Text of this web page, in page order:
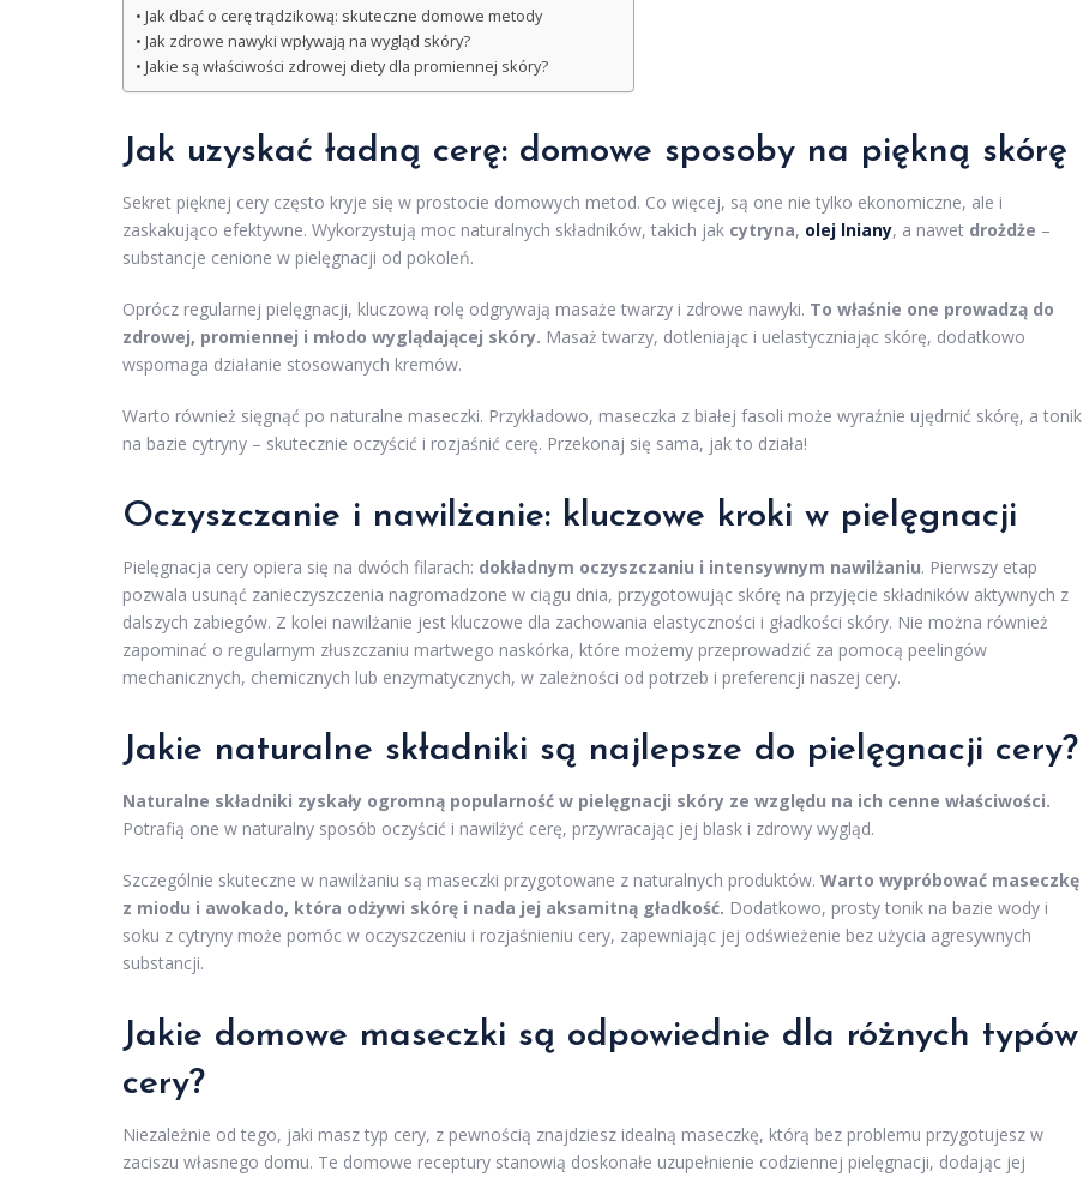
Jak dbać o cerę trądzikową: skuteczne domowe metody
Jak zdrowe nawyki wpływają na wygląd skóry?
Jakie są właściwości zdrowej diety dla promiennej skóry?
Jak uzyskać ładną cerę: domowe sposoby na piękną skórę
Sekret pięknej cery często kryje się w prostocie domowych metod. Co więcej, są one nie tylko ekonomiczne, ale i
zaskakująco efektywne. Wykorzystują moc naturalnych składników, takich jak cytryna, olej lniany, a nawet drożdże –
substancje cenione w pielęgnacji od pokoleń.
Oprócz regularnej pielęgnacji, kluczową rolę odgrywają masaże twarzy i zdrowe nawyki. To właśnie one prowadzą do
zdrowej, promiennej i młodo wyglądającej skóry. Masaż twarzy, dotleniając i uelastyczniając skórę, dodatkowo
wspomaga działanie stosowanych kremów.
Warto również sięgnąć po naturalne maseczki. Przykładowo, maseczka z białej fasoli może wyraźnie ujędrnić skórę, a tonik
na bazie cytryny – skutecznie oczyścić i rozjaśnić cerę. Przekonaj się sama, jak to działa!
Oczyszczanie i nawilżanie: kluczowe kroki w pielęgnacji
Pielęgnacja cery opiera się na dwóch filarach: dokładnym oczyszczaniu i intensywnym nawilżaniu. Pierwszy etap
pozwala usunąć zanieczyszczenia nagromadzone w ciągu dnia, przygotowując skórę na przyjęcie składników aktywnych z
dalszych zabiegów. Z kolei nawilżanie jest kluczowe dla zachowania elastyczności i gładkości skóry. Nie można również
zapominać o regularnym złuszczaniu martwego naskórka, które możemy przeprowadzić za pomocą peelingów
mechanicznych, chemicznych lub enzymatycznych, w zależności od potrzeb i preferencji naszej cery.
Jakie naturalne składniki są najlepsze do pielęgnacji cery?
Naturalne składniki zyskały ogromną popularność w pielęgnacji skóry ze względu na ich cenne właściwości.
Potrafią one w naturalny sposób oczyścić i nawilżyć cerę, przywracając jej blask i zdrowy wygląd.
Szczególnie skuteczne w nawilżaniu są maseczki przygotowane z naturalnych produktów. Warto wypróbować maseczkę
z miodu i awokado, która odżywi skórę i nada jej aksamitną gładkość. Dodatkowo, prosty tonik na bazie wody i
soku z cytryny może pomóc w oczyszczeniu i rozjaśnieniu cery, zapewniając jej odświeżenie bez użycia agresywnych
substancji.
Jakie domowe maseczki są odpowiednie dla różnych typów
cery?
Niezależnie od tego, jaki masz typ cery, z pewnością znajdziesz idealną maseczkę, którą bez problemu przygotujesz w
zaciszu własnego domu. Te domowe receptury stanowią doskonałe uzupełnienie codziennej pielęgnacji, dodając jej